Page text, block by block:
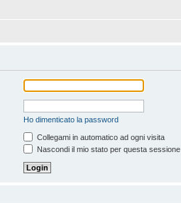
Ho dimenticato la password
Collegami in automatico ad ogni visita
Nascondi il mio stato per questa sessione